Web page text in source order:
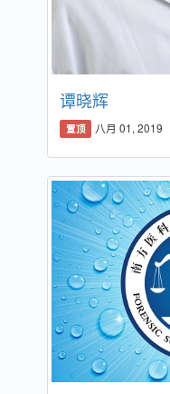
谭晓辉
置顶 八月 01, 2019